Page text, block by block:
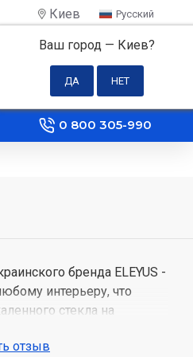
Киев
Ваш город — Киев?
Русский
0 грн
0 800 305-990
бренда ELEYUS -
интерьеру, что
стекла на
свой дом кухонной
отзыв